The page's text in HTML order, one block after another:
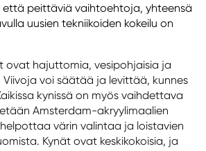
että peittäviä vaihtoehtoja, yhteensä
uusien tekniikoiden kokeilu on
ovat hajuttomia, vesipohjaisia ja
Viivoja voi säätää ja levittää, kunnes
kynissä on myös vaihdettava
Amsterdam-akryylimaalien
värin valintaa ja loistavien
Kynät ovat keskikokoisia, ja